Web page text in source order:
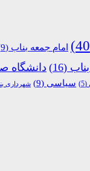
امام جمعه بناب (9)
(16) دانشگاه
(5) سیاسی (9) شهرداری